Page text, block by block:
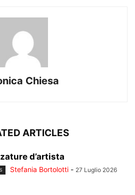
Chiesa
ARTICLES
d’artista
Stefania Bortolotti - 27 Luglio 2026